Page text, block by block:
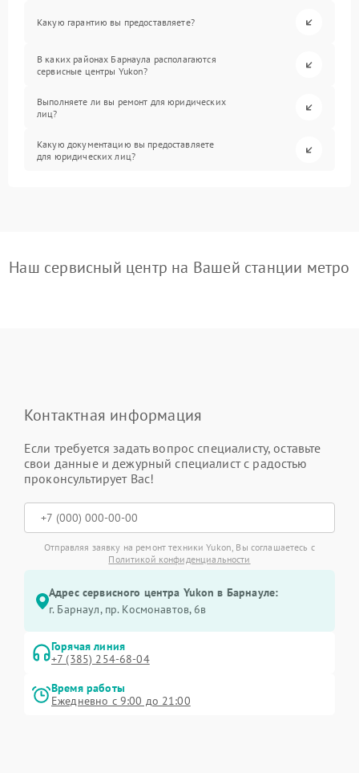
Какую гарантию вы предоставляете?
В каких районах Барнаула располагаются
сервисные центры Yukon?
Выполняете ли вы ремонт для юридических
лиц?
Какую документацию вы предоставляете
для юридических лиц?
Наш сервисный центр на Вашей станции метро
Контактная информация
Если требуется задать вопрос специалисту, оставьте
свои данные и дежурный специалист с радостью
проконсультирует Вас!
Отправляя заявку на ремонт техники Yukon, Вы соглашаетесь с
Политикой конфиденциальности
Адрес сервисного центра Yukon в Барнауле:
г. Барнаул, ​пр. Космонавтов, 6в
Горячая линия
+7 (385) 254-68-04
Время работы
Ежедневно с 9:00 до 21:00